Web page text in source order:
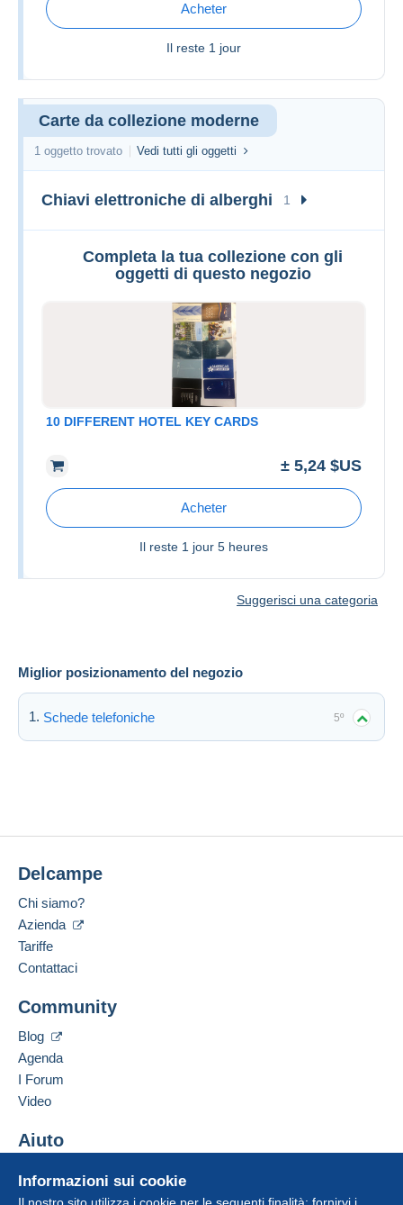
Miglior posizionamento del negozio
Schede telefoniche 5º
Acheter
Il reste 1 jour
Carte da collezione moderne
1 oggetto trovato Vedi tutti gli oggetti
Chiavi elettroniche di alberghi 1
Completa la tua collezione con gli
oggetti di questo negozio
10 DIFFERENT HOTEL KEY CARDS
± 5,24 $US
Acheter
Il reste 1 jour 5 heures
Suggerisci una categoria
Informazioni sui cookie
Delcampe
Chi siamo?
Azienda
Tariffe
Contattaci
Community
Blog
Agenda
I Forum
Video
Aiuto